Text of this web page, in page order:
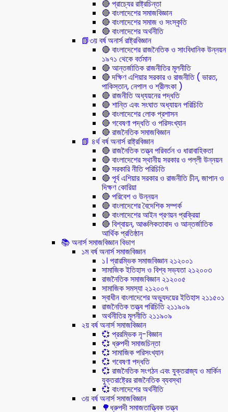
🔴 প্রাচ্যের রাষ্ট্রচিন্তা
🔴 বাংলাদেশের সমাজবিজ্ঞান
🔴 বাংলাদেশের সমাজ ও সংস্কৃতি
🔴 বাংলাদেশের অর্থনীতি
📗৩য় বর্ষ অনার্স রাষ্ট্রবিজ্ঞান
🔴 বাংলাদেশের রাজনৈতিক ও সাংবিধানিক উন্নয়ন
১৯৭১ থেকে বর্তমান
🔴 আন্তর্জাতিক রাজনীতির মূলনীতি
🔴 দক্ষিণ এশিয়ার সরকার ও রাজনীতি ( ভারত,
পাকিস্তান, নেপাল ও শ্রীলংকা )
🔴 রাজনীতি অধ্যয়নের পদ্ধতি
🔴 শান্তি এবং সংঘাত অধ্যায়ন পরিচিতি
🔴 বাংলাদেশের লোক প্রশাসন
🔴 গবেষণা পদ্ধতি ও পরিসংখ্যান
🔴 রাজনৈতিক সমাজবিজ্ঞান
📗 ৪র্থ বর্ষ অনার্স রাষ্ট্রবিজ্ঞান
🔴 রাজনৈতিক তত্ত্ব পরিবর্তন ও ধারাবাহিকতা
🔴 বাংলাদেশের স্থানীয় সরকার ও পল্লী উন্নয়ন
🔴 সরকারি নীতি পরিচিতি
🔴 পূর্ব এশিয়ার সরকার ও রাজনীতি চীন, জাপান ও
দিক্ষণ কোরিয়া
🔴 পরিবেশ ও উন্নয়ন
🔴 বাংলাদেশের বৈদেশিক সম্পর্ক
🔴 বাংলাদেশের আইন প্রণয়ন প্রক্রিয়া
🔴 বিশ্বায়ন, আঞ্চলিকতাবাদ ও আন্তর্জাতিক
আর্থিক প্রতিষ্ঠান
📚 অনার্স সমাজবিজ্ঞান বিভাগ
১ম বর্ষ অনার্স সমাজবিজ্ঞান
১। প্রারম্ভিক সমাজবিজ্ঞান ২১২০০১
সামাজিক ইতিহাস ও বিশ্ব সভ্যতা ২১২০০৩
রাজনৈতিক সমাজবিজ্ঞান ২১২০০৫
সামাজিক সমস্যা ২১২০০৭
স্বাধীন বাংলাদেশের অভ্যুদয়ের ইতিহাস ২১১৫০১
রাজনৈতিক তত্ত্ব পরিচিতি ২১১৯০৯
অর্থনীতির মূলনীতি ২১১৯০৯
২য় বর্ষ অনার্স সমাজবিজ্ঞান
💞 প্ররম্ভিক নৃ-বিজ্ঞান
💞 ধ্রুপদী সমাজচিন্তা
💞 সামাজিক পরিসংখ্যান
💞 গবেষণা পদ্ধতি
💞 রাজনৈতিক সংগঠন এবং যুক্তরাজ্য ও মার্কিন
যুক্তরাষ্ট্রের রাজনৈতিক ব্যবস্থা
💞 বাংলাদেশের অর্থনীতি
৩য় বর্ষ অনার্স সমাজবিজ্ঞান
🌳ধ্রুপদী সমাজতাত্ত্বিক তত্ত্ব